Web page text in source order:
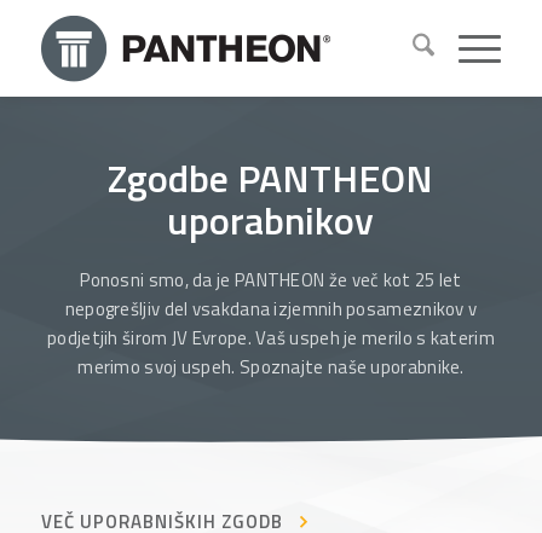
Zgodbe PANTHEON
uporabnikov
Ponosni smo, da je PANTHEON že več kot 25 let
nepogrešljiv del vsakdana izjemnih posameznikov v
podjetjih širom JV Evrope. Vaš uspeh je merilo s katerim
merimo svoj uspeh. Spoznajte naše uporabnike.
VEČ UPORABNIŠKIH ZGODB